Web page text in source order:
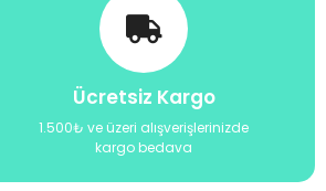
Ücretsiz Kargo
1.500₺ ve üzeri alışverişlerinizde
kargo bedava